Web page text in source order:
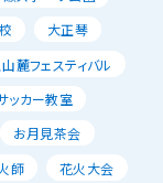
大正琴
麓フェスティバル
ッカー教室
お月見茶会
師
花火大会